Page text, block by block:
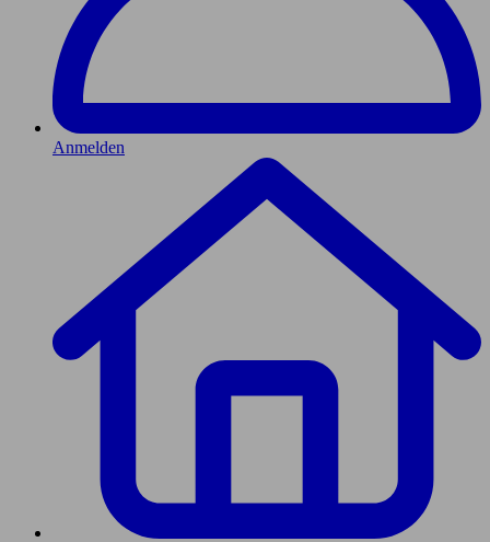
Anmelden